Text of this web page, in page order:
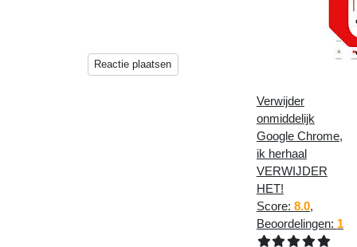
Reactie plaatsen
Verwijder
onmiddelijk
Google Chrome,
ik herhaal
VERWIJDER
HET!
Score: 8.0,
Beoordelingen: 1